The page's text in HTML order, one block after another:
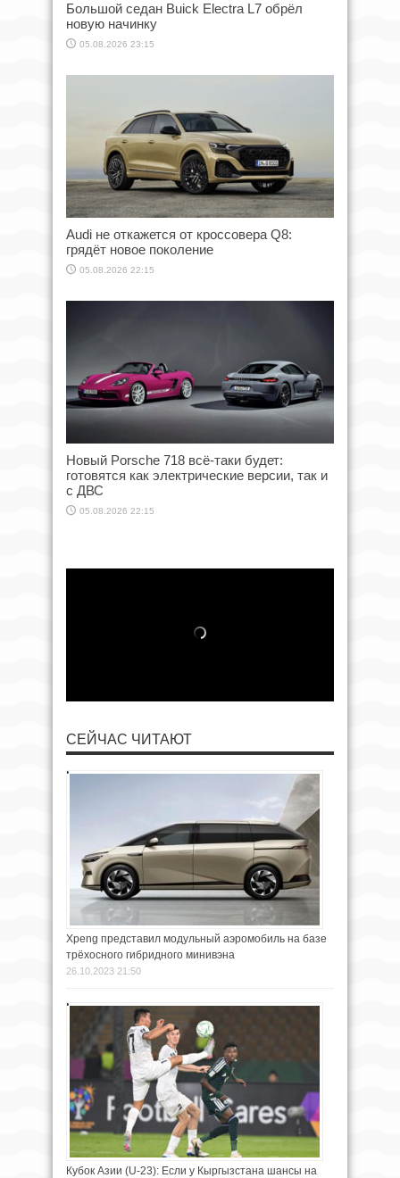
Большой седан Buick Electra L7 обрёл
новую начинку
05.08.2026 23:15
Audi не откажется от кроссовера Q8:
грядёт новое поколение
05.08.2026 22:15
Новый Porsche 718 всё-таки будет:
готовятся как электрические версии, так и
с ДВС
05.08.2026 22:15
СЕЙЧАС ЧИТАЮТ
Xpeng представил модульный аэромобиль на базе
трёхосного гибридного минивэна
26.10.2023 21:50
Кубок Азии (U-23): Если у Кыргызстана шансы на